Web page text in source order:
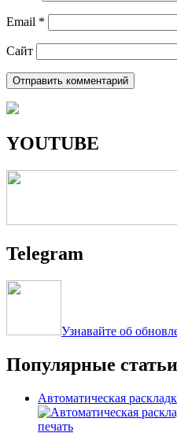
Email *
Сайт
YOUTUBE
Telegram
Узнавайте об
Популярные
Автоматическая